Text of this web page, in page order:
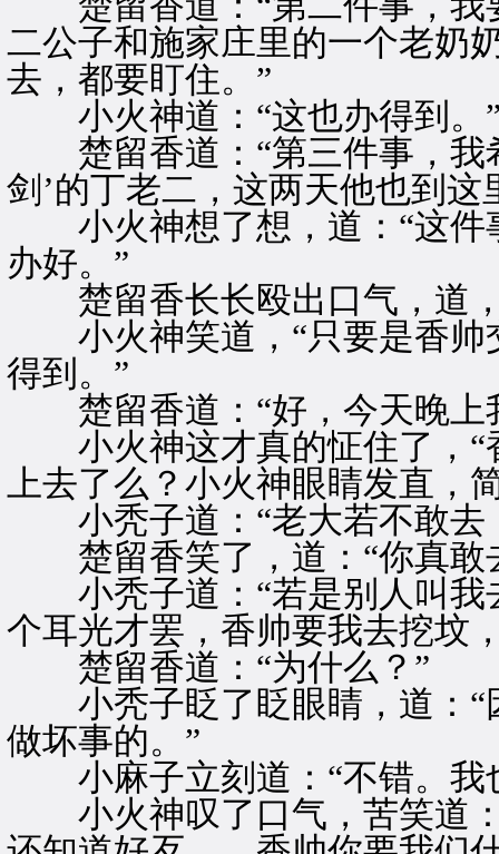
二公子和施家庄里的一个老奶
去，都要盯住。”
小火神道：“这也办得到。
楚留香道：“第三件事，我
剑’的丁老二，这两天他也到
小火神想了想，道：“这件
办好。”
楚留香长长殴出口气，道，
小火神笑道，“只要是香帅
得到。”
楚留香道：“好，今天晚上
小火神这才真的怔住了，“
上去了么？小火神眼睛发直，
小秃子道：“老大若不敢去
楚留香笑了，道：“你真敢
小秃子道：“若是别人叫我
个耳光才罢，香帅要我去挖坟
楚留香道：“为什么？”
小秃子眨了眨眼睛，道：“
做坏事的。”
小麻子立刻道：“不错。我
小火神叹了口气，苦笑道：